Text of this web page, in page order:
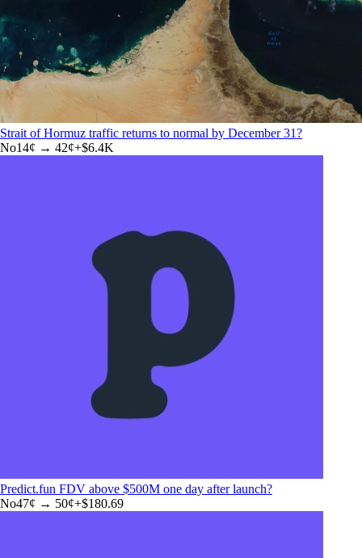
Strait of Hormuz traffic returns to normal by December 31?
No14¢ → 42¢+$6.4K
Predict.fun FDV above $500M one day after launch?
No47¢ → 50¢+$180.69